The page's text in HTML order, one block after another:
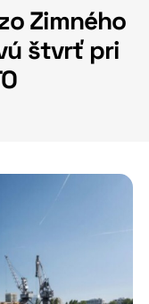
Zimného
štvrť pri